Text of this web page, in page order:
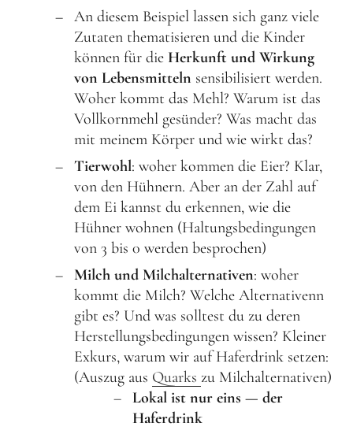
FSJ/BFD/FÖJ
Spenden
Schenk ein Lächeln, statt ein Geschenk!
Kontakt
Linktree
Newsletter
InstagramYouTubeCookie-
Richtlinie
(EU)
An diesem Beispiel lassen sich ganz viele
Zutaten thematisieren und die Kinder
können für die Herkunft und Wirkung
von Lebensmitteln sensibilisiert werden.
Woher kommt das Mehl? Warum ist das
Vollkornmehl gesünder? Was macht das
mit meinem Körper und wie wirkt das?
Tierwohl: woher kommen die Eier? Klar,
von den Hühnern. Aber an der Zahl auf
dem Ei kannst du erkennen, wie die
Hühner wohnen (Haltungsbedingungen
von 3 bis 0 werden besprochen)
Milch und Milchalternativen: woher
kommt die Milch? Welche Alternativenn
gibt es? Und was solltest du zu deren
Herstellungsbedingungen wissen? Kleiner
Exkurs, warum wir auf Haferdrink setzen:
(Auszug aus Quarks zu Milchalternativen)
Lokal ist nur eins — der
Haferdrink